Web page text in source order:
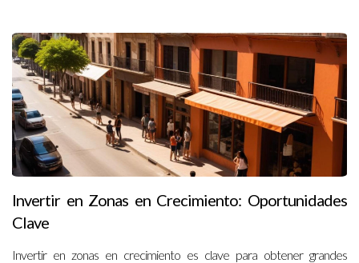
Invertir en Zonas en Crecimiento: Oportunidades
Clave
Invertir en zonas en crecimiento es clave para obtener grandes